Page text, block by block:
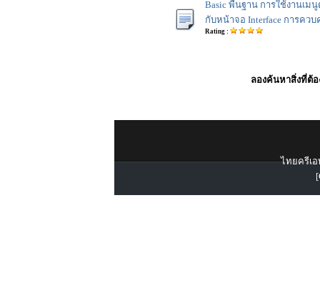
Basic พื้นฐาน การใช้งานเมนู
กับหน้าจอ Interface การคว
Rating :
ลองค้นหาสิ่งที่ต้อ
ไทยครีเอ
[